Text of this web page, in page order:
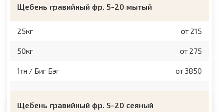
Щебень гравийный фр. 5-20 мытый
25кг от 215
50кг от 275
1тн / Биг Бэг от 3850
Щебень гравийный фр. 5-20 сеяный